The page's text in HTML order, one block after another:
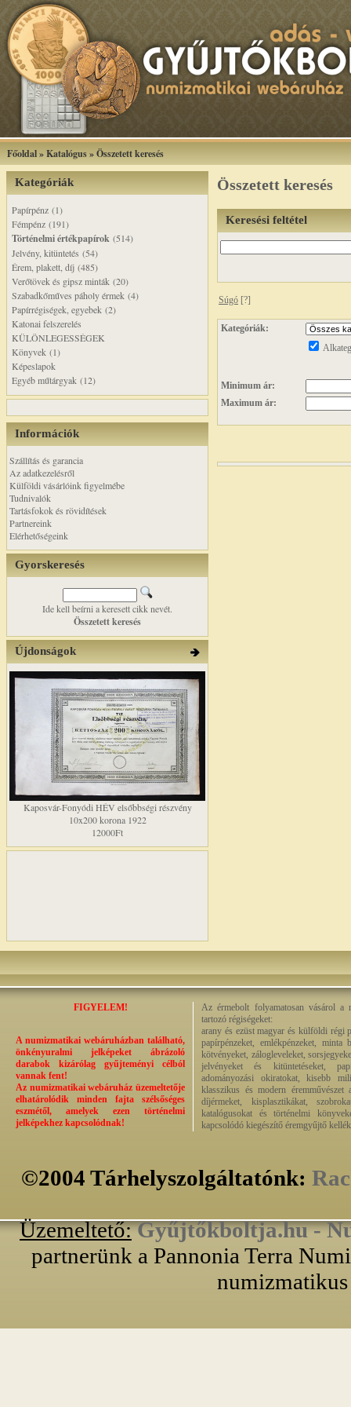
Főoldal»Katalógus»Összetett keresés
Kategóriák
Papírpénz (1)
Fémpénz (191)
Történelmi értékpapírok (514)
Jelvény, kitüntetés (54)
Érem, plakett, díj (485)
Verőtövek és gipsz minták (20)
Szabadkőműves páholy érmek (4)
Papírrégiségek, egyebek (2)
Katonai felszerelés
KÜLÖNLEGESSÉGEK
Könyvek (1)
Képeslapok
Egyéb műtárgyak (12)
Információk
Szállítás és garancia
Az adatkezelésről
Külföldi vásárlóink figyelmébe
Tudnivalók
Tartásfokok és rövidítések
Partnereink
Elérhetőségeink
Gyorskeresés
Ide kell beírni a keresett cikk nevét.
Összetett keresés
Újdonságok
Kaposvár-Fonyódi HÉV elsőbbségi részvény
10x200 korona 1922
12000Ft
Összetett keresés
Keresési feltétel
Súgó [?]
Kategóriák:
Minimum ár:
Maximum ár:
FIGYELEM!
A numizmatikai webáruházban található,
önkényuralmi jelképeket ábrázoló
darabok kizárólag gyűjteményi célból
vannak fent!
Az numizmatikai webáruház üzemeltetője
elhatárolódik minden fajta szélsőséges
eszmétől, amelyek ezen történelmi
jelképekhez kapcsolódnak!
Az érmebolt folyamatosan vásárol a
tartozó régiségeket:
arany és ezüst magyar és külföldi régi
papírpénzeket, emlékpénzeket, minta
kötvényeket, zálogleveleket,
jelvényeket és kitüntetéseket,
adományozási okiratokat, kisebb
klasszikus és modern éremművészet
díjérmeket, kisplasztikákat,
katalógusokat és történelmi
kapcsolódó kiegészítő éremgyűjtő
©2004 Tárhelyszolgáltatónk:
Üzemeltető: Gyűjtőkboltja.hu -
partnerünk a Pannonia Terra
numizmatikus